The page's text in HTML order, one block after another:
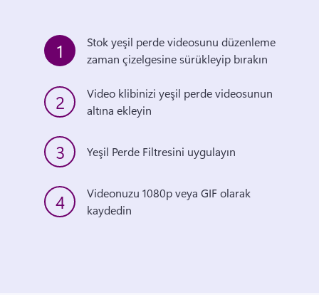
1
Stok yeşil perde videosunu düzenleme
zaman çizelgesine sürükleyip bırakın
2
Video klibinizi yeşil perde videosunun
altına ekleyin
3 Yeşil Perde Filtresini uygulayın
4
Videonuzu 1080p veya GIF olarak
kaydedin